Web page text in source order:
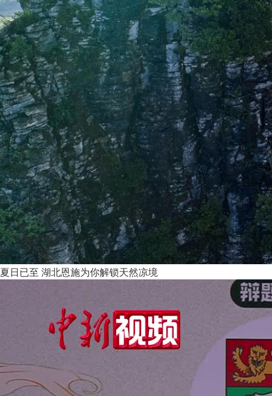
夏日已至 湖北恩施为你解锁天然凉境